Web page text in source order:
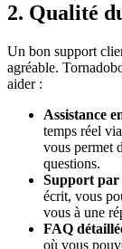
2. Qualité
Un bon support
agréable.
aider :
Assistance
temps réel
vous permet
questions.
Support par
écrit, vous
vous à une
FAQ
où vous